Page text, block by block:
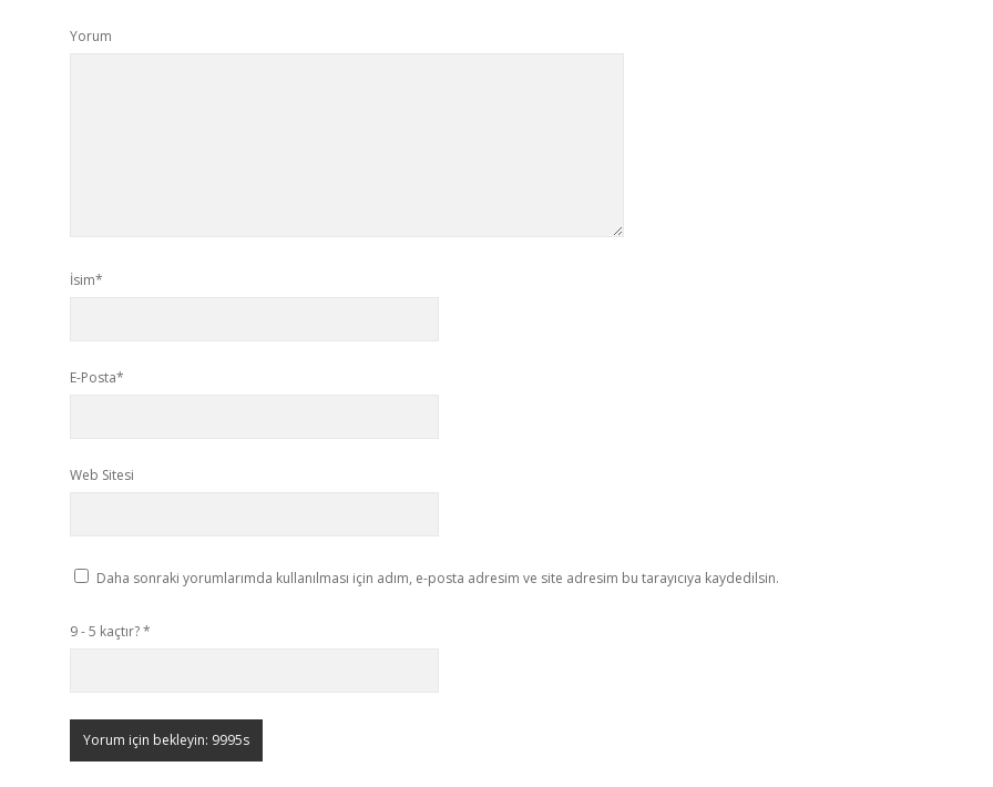
Yorum
İsim*
E-Posta*
Web Sitesi
Daha sonraki yorumlarımda kullanılması için adım, e-posta adresim ve site adresim bu tarayıcıya kaydedilsin.
9 - 5 kaçtır?*